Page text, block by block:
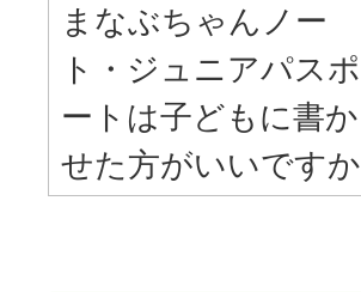
まなぶちゃんノー
ト・ジュニアパスポ
ートは子どもに書か
せた方がいいですか